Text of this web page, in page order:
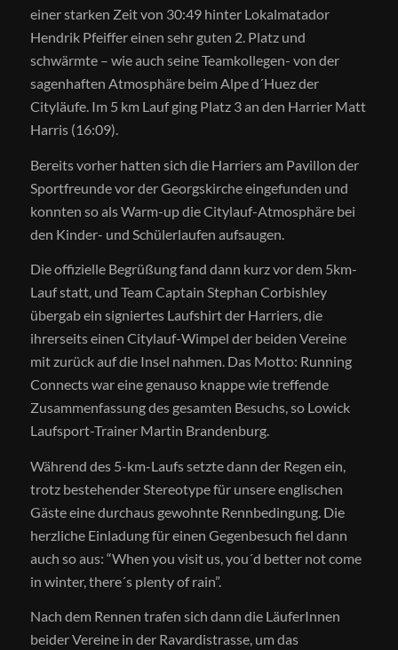
einer starken Zeit von 30:49 hinter Lokalmatador
Hendrik Pfeiffer einen sehr guten 2. Platz und
schwärmte – wie auch seine Teamkollegen- von der
sagenhaften Atmosphäre beim Alpe d´Huez der
Cityläufe. Im 5 km Lauf ging Platz 3 an den Harrier Matt
Harris (16:09).
Bereits vorher hatten sich die Harriers am Pavillon der
Sportfreunde vor der Georgskirche eingefunden und
konnten so als Warm-up die Citylauf-Atmosphäre bei
den Kinder- und Schülerlaufen aufsaugen.
Die offizielle Begrüßung fand dann kurz vor dem 5km-
Lauf statt, und Team Captain Stephan Corbishley
übergab ein signiertes Laufshirt der Harriers, die
ihrerseits einen Citylauf-Wimpel der beiden Vereine
mit zurück auf die Insel nahmen. Das Motto: Running
Connects war eine genauso knappe wie treffende
Zusammenfassung des gesamten Besuchs, so Lowick
Laufsport-Trainer Martin Brandenburg.
Während des 5-km-Laufs setzte dann der Regen ein,
trotz bestehender Stereotype für unsere englischen
Gäste eine durchaus gewohnte Rennbedingung. Die
herzliche Einladung für einen Gegenbesuch fiel dann
auch so aus: “When you visit us, you´d better not come
in winter, there´s plenty of rain”.
Nach dem Rennen trafen sich dann die LäuferInnen
beider Vereine in der Ravardistrasse, um das